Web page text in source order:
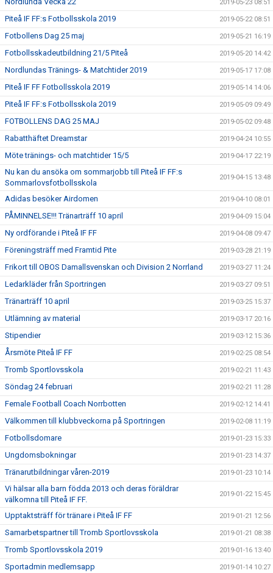
2019-05-23 08:51
Piteå IF FF:s Fotbollsskola 2019 2019-05-22 08:51
Fotbollens Dag 25 maj 2019-05-21 16:19
Fotbollsskadeutbildning 21/5 Piteå 2019-05-20 14:42
Nordlundas Tränings- & Matchtider 2019 2019-05-17 17:08
Piteå IF FF Fotbollsskola 2019 2019-05-14 14:06
Piteå IF FF:s Fotbollsskola 2019 2019-05-09 09:49
FOTBOLLENS DAG 25 MAJ 2019-05-02 09:48
Rabatthäftet Dreamstar 2019-04-24 10:55
Möte tränings- och matchtider 15/5 2019-04-17 22:19
Nu kan du ansöka om sommarjobb till Piteå IF FF:s
Sommarlovsfotbollsskola
2019-04-15 13:48
Adidas besöker Airdomen 2019-04-10 08:01
PÅMINNELSE!!! Tränarträff 10 april 2019-04-09 15:04
Ny ordförande i Piteå IF FF 2019-04-08 09:47
Föreningsträff med Framtid Pite 2019-03-28 21:19
Frikort till OBOS Damallsvenskan och Division 2 Norrland 2019-03-27 11:24
Ledarkläder från Sportringen 2019-03-27 09:51
Tränarträff 10 april 2019-03-25 15:37
Utlämning av material 2019-03-17 20:16
Stipendier 2019-03-12 15:36
Årsmöte Piteå IF FF 2019-02-25 08:54
Tromb Sportlovsskola 2019-02-21 11:43
Söndag 24 februari 2019-02-21 11:28
Female Football Coach Norrbotten 2019-02-12 14:41
Välkommen till klubbveckorna på Sportringen 2019-02-08 11:19
Fotbollsdomare 2019-01-23 15:33
Ungdomsbokningar 2019-01-23 14:37
Tränarutbildningar våren-2019 2019-01-23 10:14
Vi hälsar alla barn födda 2013 och deras föräldrar
välkomna till Piteå IF FF.
2019-01-22 15:45
Upptaktsträff för tränare i Piteå IF FF 2019-01-21 12:56
Samarbetspartner till Tromb Sportlovsskola 2019-01-21 08:38
Tromb Sportlovsskola 2019 2019-01-16 13:40
Sportadmin medlemsapp 2019-01-14 10:27